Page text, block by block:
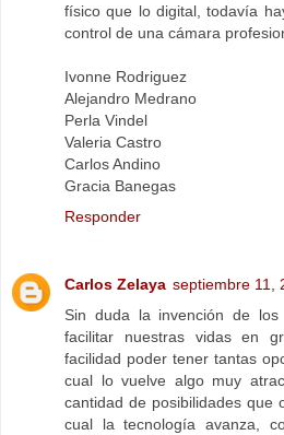
físico que lo digital, todavía
control de una cámara
Ivonne Rodriguez
Alejandro Medrano
Perla Vindel
Valeria Castro
Carlos Andino
Gracia Banegas
Responder
Carlos Zelaya septiembre 11,
Sin duda la invención de
facilitar nuestras vidas en
facilidad poder tener tantas
cual lo vuelve algo muy
cantidad de posibilidades que
cual la tecnología avanza,